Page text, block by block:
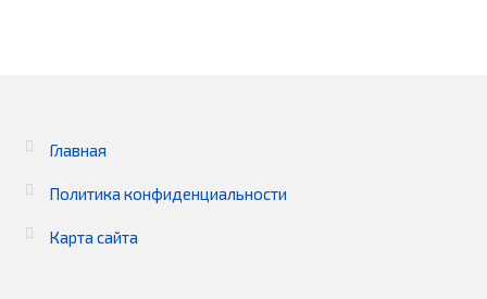
Главная
Политика конфиденциальности
Карта сайта